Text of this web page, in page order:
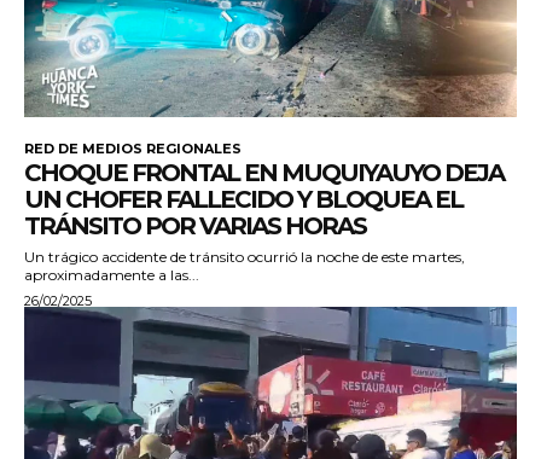
RED DE MEDIOS REGIONALES
CHOQUE FRONTAL EN MUQUIYAUYO DEJA
UN CHOFER FALLECIDO Y BLOQUEA EL
TRÁNSITO POR VARIAS HORAS
Un trágico accidente de tránsito ocurrió la noche de este martes,
aproximadamente a las...
26/02/2025